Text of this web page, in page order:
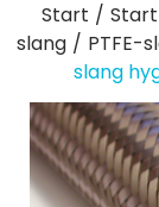
Start / Start
slang / PTFE-
slang